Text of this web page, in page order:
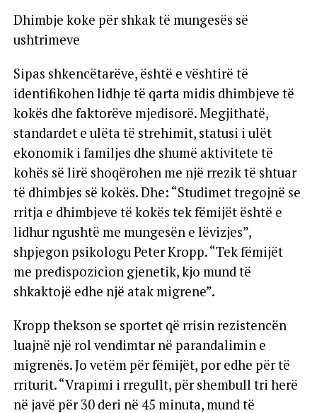
Dhimbje koke për shkak të mungesës së
ushtrimeve
Sipas shkencëtarëve, është e vështirë të
identifikohen lidhje të qarta midis dhimbjeve të
kokës dhe faktorëve mjedisorë. Megjithatë,
standardet e ulëta të strehimit, statusi i ulët
ekonomik i familjes dhe shumë aktivitete të
kohës së lirë shoqërohen me një rrezik të shtuar
të dhimbjes së kokës. Dhe: “Studimet tregojnë se
rritja e dhimbjeve të kokës tek fëmijët është e
lidhur ngushtë me mungesën e lëvizjes”,
shpjegon psikologu Peter Kropp. “Tek fëmijët
me predispozicion gjenetik, kjo mund të
shkaktojë edhe një atak migrene”.
Kropp thekson se sportet që rrisin rezistencën
luajnë një rol vendimtar në parandalimin e
migrenës. Jo vetëm për fëmijët, por edhe për të
rriturit. “Vrapimi i rregullt, për shembull tri herë
në javë për 30 deri në 45 minuta, mund të